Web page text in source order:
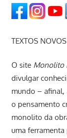
TEXTOS
O site Monolito
divulgar
mundo – afinal,
o pensamento
monolito da
uma